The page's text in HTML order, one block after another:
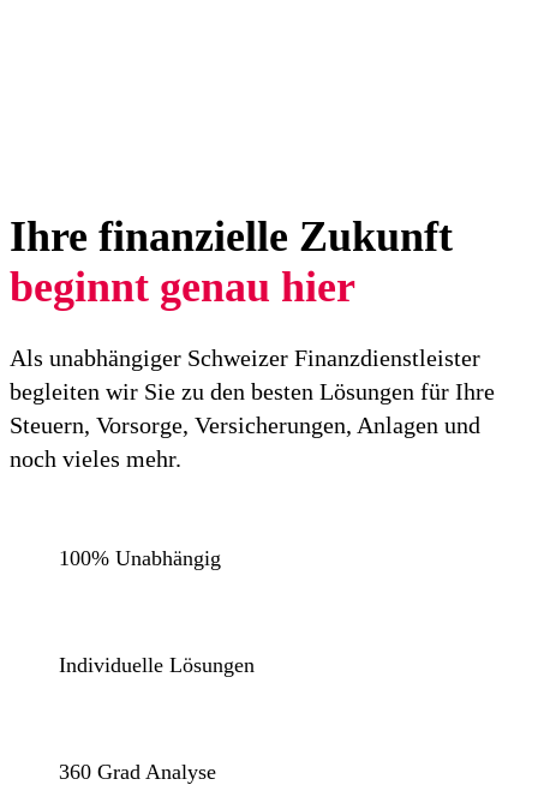
Ihre finanzielle Zukunft
beginnt genau hier
Als unabhängiger Schweizer Finanzdienstleister
begleiten wir Sie zu den besten Lösungen für Ihre
Steuern, Vorsorge, Versicherungen, Anlagen und
noch vieles mehr.
100% Unabhängig
Individuelle Lösungen
360 Grad Analyse